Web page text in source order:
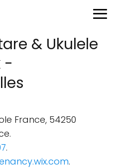
& Ukulele
-
France, 54250
.
.